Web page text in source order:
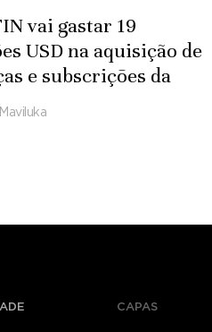
vai gastar 19
USD na aquisição de
e subscrições da
CAPAS